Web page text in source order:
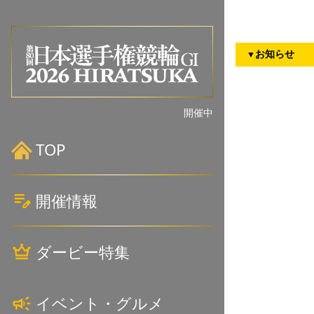
開催中
TOP
開催情報
開催展望
ダービー特集
配信情報
イベント・グルメ
▼ お知らせ